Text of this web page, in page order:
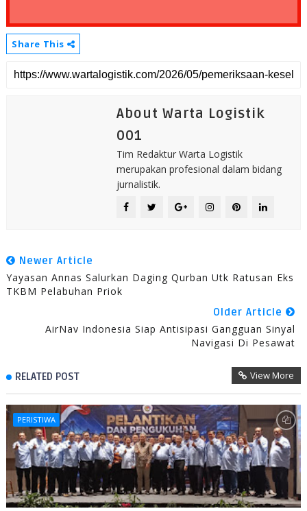
Share This
About Warta Logistik
001
Tim Redaktur Warta Logistik
merupakan profesional dalam bidang
jurnalistik.
Newer Article
Yayasan Annas Salurkan Daging Qurban Utk Ratusan Eks
TKBM Pelabuhan Priok
Older Article
AirNav Indonesia Siap Antisipasi Gangguan Sinyal
Navigasi Di Pesawat
RELATED POST View More
PERISTIWA